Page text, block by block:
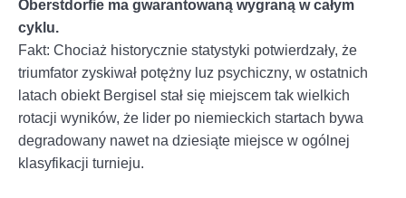
Oberstdorfie ma gwarantowaną wygraną w całym
cyklu.
Fakt: Chociaż historycznie statystyki potwierdzały, że
triumfator zyskiwał potężny luz psychiczny, w ostatnich
latach obiekt Bergisel stał się miejscem tak wielkich
rotacji wyników, że lider po niemieckich startach bywa
degradowany nawet na dziesiąte miejsce w ogólnej
klasyfikacji turnieju.